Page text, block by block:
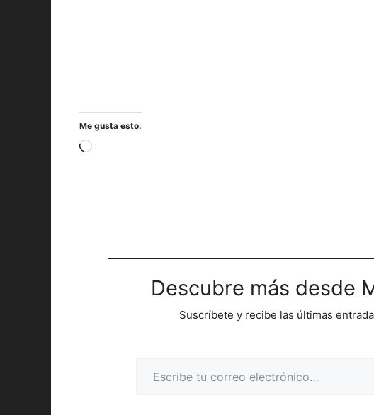
Me gusta esto:
Cargando...
Descubre más desde
Suscríbete y recibe las últimas